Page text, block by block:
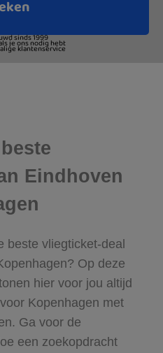
Eindhoven
beste vliegticket-deal
Op deze
hier voor jou altijd
Kopenhagen met
Ga voor de
een zoekopdracht